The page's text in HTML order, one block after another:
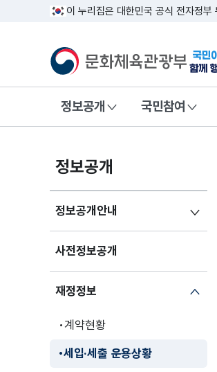
이 누리집은 대한민국 공식 전자정부
문화체육관광부국
정보공개 국민참여
정보공개
정보공개안내
사전정보공개
재정정보
계약현황
세입·세출 운용상황